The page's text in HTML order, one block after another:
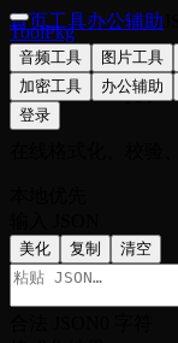
ToolPkg
音频工具 图片工具
加密工具
办公辅助
登录
首页工具办公辅助
JSON 格
美化 复制 清空